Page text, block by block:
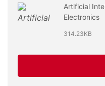
Artificial
Electronics
314.23KB